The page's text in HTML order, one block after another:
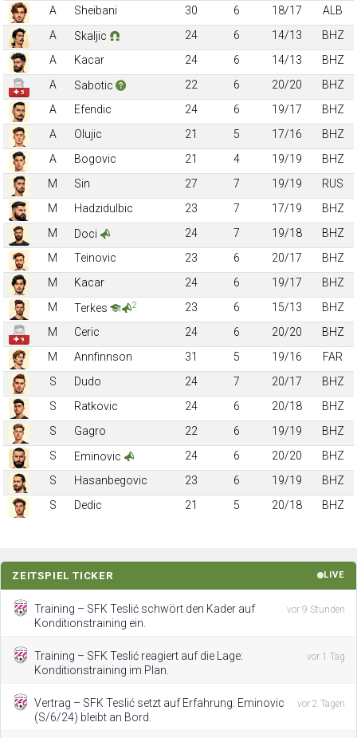
A
Sheibani 30 6 18/17
ALB
A
Skaljic 24 6 14/13
BHZ
A
Kacar 24 6 14/13 BHZ
✚ 5
A Sabotic 22 6 20/20
BHZ
A
Efendic 24 6 19/17
BHZ
A
Olujic 21 5 17/16
BHZ
A
Bogovic 21 4 19/19
BHZ
M
Sin 27 7 19/19
RUS
M
Hadzidulbic 23 7 17/19
BHZ
M
Doci 24 7 19/18
BHZ
M
Teinovic 23 6 20/17
BHZ
M
Kacar 24 6 19/17
BHZ
M
Terkes 2 23 6 15/13 BHZ
✚ 9
M Ceric 24 6 20/20
BHZ
M
Annfinnson 31 5 19/16
FAR
S
Dudo 24 7 20/17
BHZ
S
Ratkovic 24 6 20/18
BHZ
S
Gagro 22 6 19/19
BHZ
S
Eminovic 24 6 20/20
BHZ
S
Hasanbegovic 23 6 19/19
BHZ
S
Dedic 21 5 20/18 BHZ
ZEITSPIEL TICKER LIVE
Training – SFK Teslić schwört den Kader auf
Konditionstraining ein.
vor 9 Stunden
Training – SFK Teslić reagiert auf die Lage:
Konditionstraining im Plan.
vor 1 Tag
Vertrag – SFK Teslić setzt auf Erfahrung: Eminovic
(S/6/24) bleibt an Bord.
vor 2 Tagen